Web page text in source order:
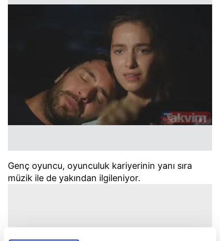
Genç oyuncu, oyunculuk kariyerinin yanı sıra
müzik ile de yakından ilgileniyor.